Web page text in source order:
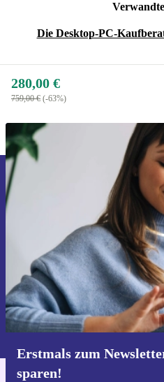
Die Desktop-PC-
280,00 €
759,00 € (-63%)
Erstmals zum
sparen!
Erstmals zum
15 € sparen!
Verpasse kein
Gutschein
Informationen über die Verwendung
du in unsererDatenschutzerklärung